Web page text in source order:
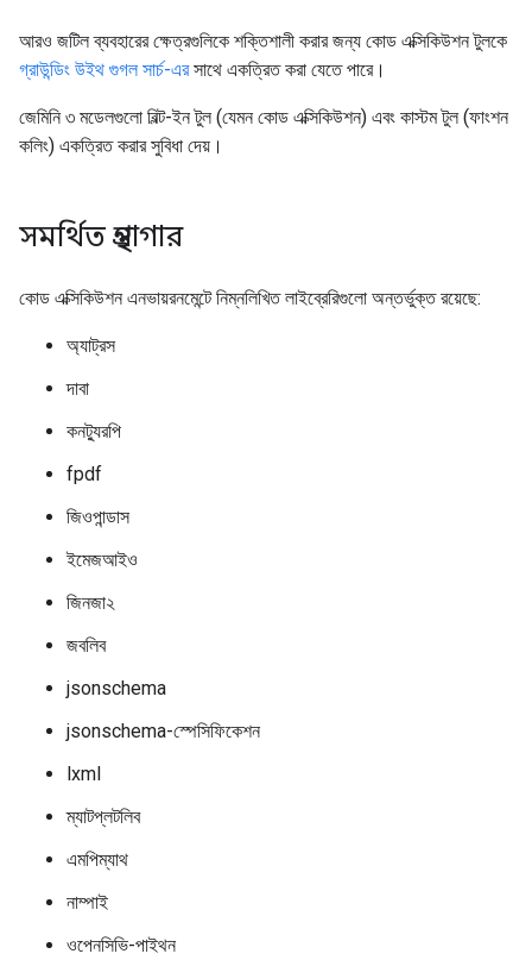
আরও জটিল ব্যবহারের ক্ষেত্রগুলিকে শক্তিশালী করার জন্য কোড এক্সিকিউশন টুলকে
গ্রাউন্ডিং উইথ গুগল সার্চ-এরসাথে একত্রিত করা যেতে পারে।
জেমিনি ৩ মডেলগুলো বিল্ট-ইন টুল (যেমন কোড এক্সিকিউশন) এবং কাস্টম টুল (ফাংশন
কলিং) একত্রিত করার সুবিধা দেয়।
সমর্থিত গ্রন্থাগার
কোড এক্সিকিউশন এনভায়রনমেন্টে নিম্নলিখিত লাইব্রেরিগুলো অন্তর্ভুক্ত রয়েছে:
অ্যাট্রস
দাবা
কনট্যুরপি
fpdf
জিওপান্ডাস
ইমেজআইও
জিনজা২
জবলিব
jsonschema
jsonschema-স্পেসিফিকেশন
lxml
ম্যাটপ্লটলিব
এমপিম্যাথ
নাম্পাই
ওপেনসিভি-পাইথন